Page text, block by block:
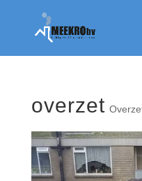
overzet